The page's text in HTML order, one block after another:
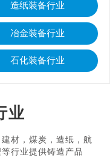
造纸装备行业
冶金装备行业
石化装备行业
业
材，煤炭，造纸，航
行业提供铸造产品